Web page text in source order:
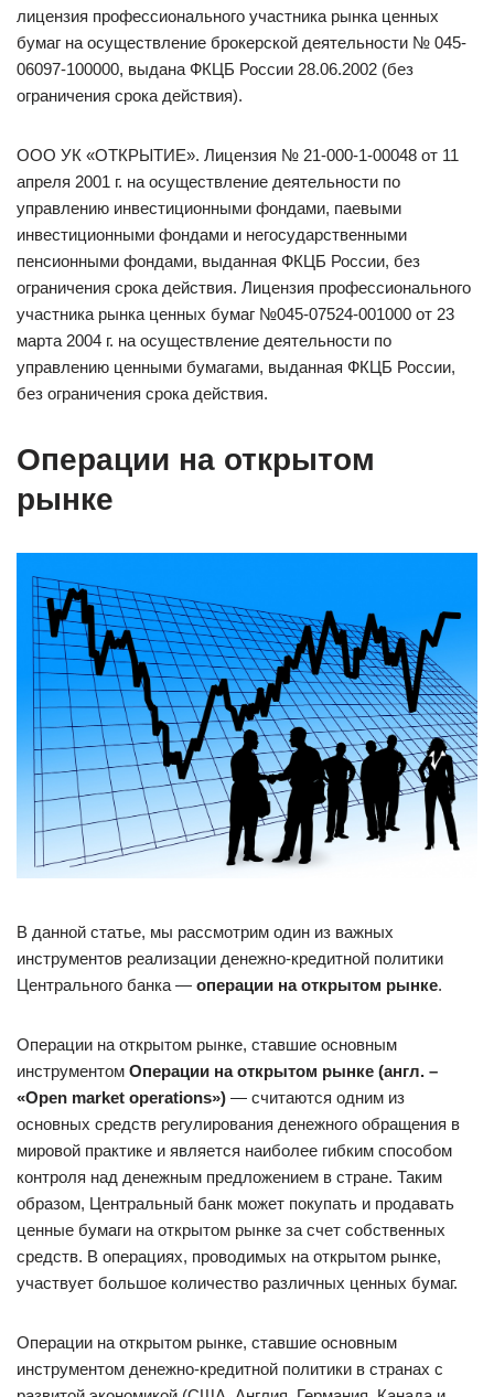
лицензия профессионального участника рынка ценных
бумаг на осуществление брокерской деятельности № 045-
06097-100000, выдана ФКЦБ России 28.06.2002 (без
ограничения срока действия).
ООО УК «ОТКРЫТИЕ». Лицензия № 21-000-1-00048 от 11
апреля 2001 г. на осуществление деятельности по
управлению инвестиционными фондами, паевыми
инвестиционными фондами и негосударственными
пенсионными фондами, выданная ФКЦБ России, без
ограничения срока действия. Лицензия профессионального
участника рынка ценных бумаг №045-07524-001000 от 23
марта 2004 г. на осуществление деятельности по
управлению ценными бумагами, выданная ФКЦБ России,
без ограничения срока действия.
Операции на открытом
рынке
В данной статье, мы рассмотрим один из важных
инструментов реализации денежно-кредитной политики
Центрального банка — операции на открытом рынке.
Операции на открытом рынке, ставшие основным
инструментом Операции на открытом рынке (англ. –
«Open market operations») — считаются одним из
основных средств регулирования денежного обращения в
мировой практике и является наиболее гибким способом
контроля над денежным предложением в стране. Таким
образом, Центральный банк может покупать и продавать
ценные бумаги на открытом рынке за счет собственных
средств. В операциях, проводимых на открытом рынке,
участвует большое количество различных ценных бумаг.
Операции на открытом рынке, ставшие основным
инструментом денежно-кредитной политики в странах с